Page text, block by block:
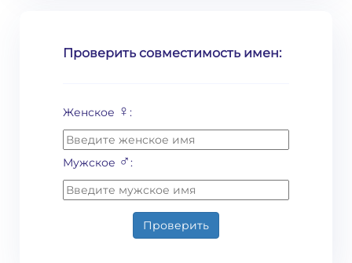
Проверить совместимость имен:
Женское ♀ :
Мужское ♂:
Проверить